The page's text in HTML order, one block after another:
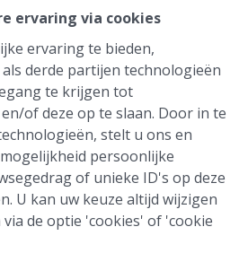
ervaring via cookies
ervaring te bieden,
derde partijen technologieën
te krijgen tot
of deze op te slaan. Door in te
stelt u ons en
persoonlijke
of unieke ID's op deze
U kan uw keuze altijd wijzigen
de optie 'cookies' of 'cookie
Te huur